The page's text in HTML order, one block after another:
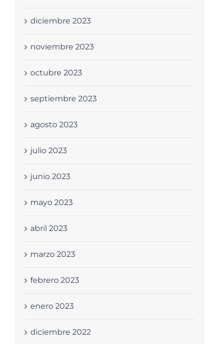
diciembre 2023
noviembre 2023
octubre 2023
septiembre 2023
agosto 2023
julio 2023
junio 2023
mayo 2023
abril 2023
marzo 2023
febrero 2023
enero 2023
diciembre 2022